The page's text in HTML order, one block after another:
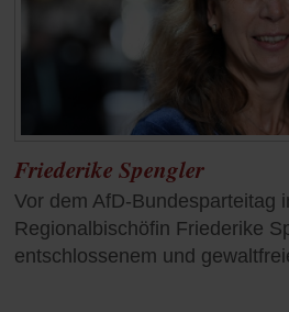
Friederike Spengler
Vor dem AfD-Bundesparteitag
Regionalbischöfin Friederike
entschlossenem und